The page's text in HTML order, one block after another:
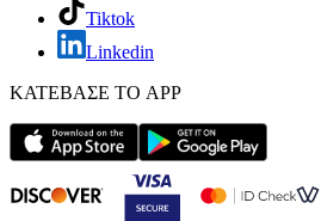
Tiktok
Linkedin
ΚΑΤΕΒΑΣΕ ΤΟ APP